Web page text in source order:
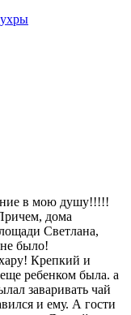
в мою душу!!!!!
дома
Светлана,
было!
Крепкий и
ребенком была. а
заваривать чай
и ему. А гости